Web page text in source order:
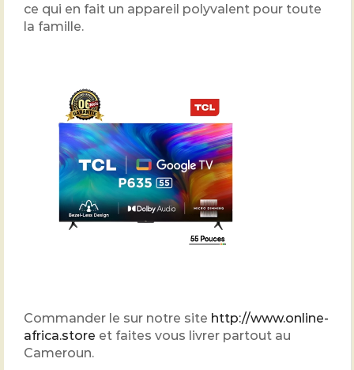
ce qui en fait un appareil polyvalent pour toute
la famille.
Commander le sur notre site http://www.online-
africa.store et faites vous livrer partout au
Cameroun.